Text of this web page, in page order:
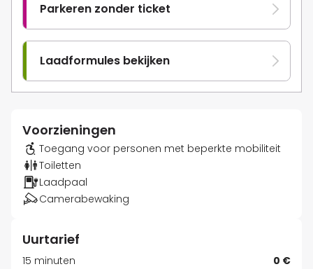
Parkeren zonder ticket
Laadformules bekijken
Voorzieningen
Toegang voor personen met beperkte mobiliteit
Toiletten
Laadpaal
Camerabewaking
Uurtarief
15 minuten
0 €